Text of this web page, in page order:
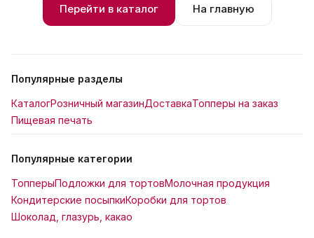
Перейти в каталог На главную
Популярные разделы
КаталогРозничный магазинДоставкаТопперы на заказ
Пищевая печать
Популярные категории
ТопперыПодложки для тортовМолочная продукция
Кондитерские посыпкиКоробки для тортов
Шоколад, глазурь, какао